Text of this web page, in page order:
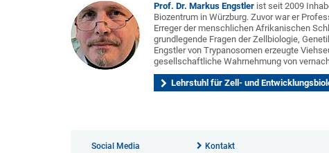
Prof. Dr. Markus Engstler ist seit 2009
Biozentrum in Würzburg. Zuvor war er
Erreger der menschlichen Afrikanischen
grundlegende Fragen der Zellbiologie,
Engstler von Trypanosomen erzeugte
gesellschaftliche Wahrnehmung von
Lehrstuhl für Zell- und
Social Media Kontakt